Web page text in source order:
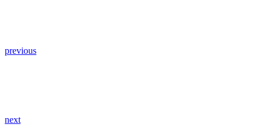
previous
next